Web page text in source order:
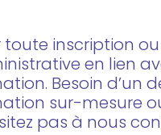
toute inscription
en lien
Besoin d’un
sur-mesure
pas à nous